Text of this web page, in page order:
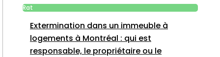
Rat
Extermination dans un immeuble à
logements à Montréal : qui est
responsable, le propriétaire ou le